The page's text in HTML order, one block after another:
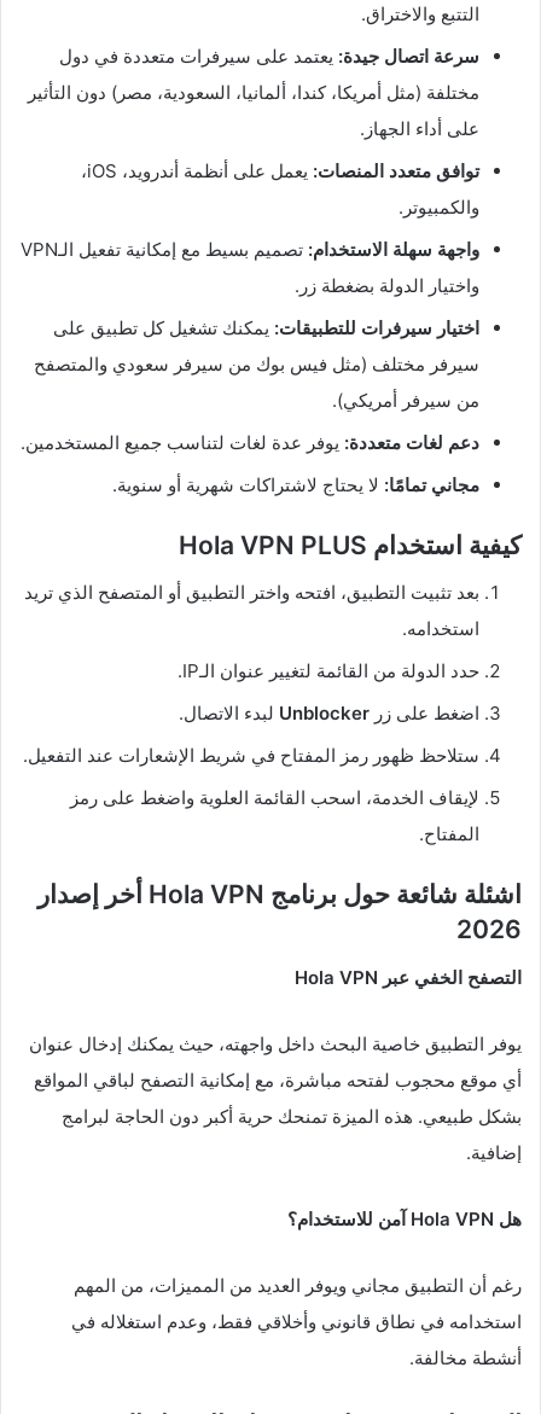
التتبع والاختراق.
سرعة اتصال جيدة: يعتمد على سيرفرات متعددة في دول
مختلفة (مثل أمريكا، كندا، ألمانيا، السعودية، مصر) دون التأثير
على أداء الجهاز.
توافق متعدد المنصات:
يعمل على أنظمة أندرويد، iOS،
والكمبيوتر.
واجهة سهلة الاستخدام:
تصميم بسيط مع إمكانية تفعيل الـVPN
واختيار الدولة بضغطة زر.
اختيار سيرفرات للتطبيقات: يمكنك تشغيل كل تطبيق على
سيرفر مختلف (مثل فيس بوك من سيرفر سعودي والمتصفح
من سيرفر أمريكي).
دعم لغات متعددة: يوفر عدة لغات لتناسب جميع المستخدمين.
مجاني تمامًا: لا يحتاج لاشتراكات شهرية أو سنوية.
كيفية استخدام Hola VPN PLUS
بعد تثبيت التطبيق، افتحه واختر التطبيق أو المتصفح الذي تريد
استخدامه.
حدد الدولة من القائمة لتغيير عنوان الـIP.
اضغط على زر Unblocker لبدء الاتصال.
ستلاحظ ظهور رمز المفتاح في شريط الإشعارات عند التفعيل.
لإيقاف الخدمة، اسحب القائمة العلوية واضغط على رمز
المفتاح.
اشئلة شائعة حول برنامج Hola VPN أخر إصدار
2026
التصفح الخفي عبر Hola VPN
يوفر التطبيق خاصية البحث داخل واجهته، حيث يمكنك إدخال عنوان
أي موقع محجوب لفتحه مباشرة، مع إمكانية التصفح لباقي المواقع
بشكل طبيعي. هذه الميزة تمنحك حرية أكبر دون الحاجة لبرامج
إضافية.
هل Hola VPN آمن للاستخدام؟
رغم أن التطبيق مجاني ويوفر العديد من المميزات، من المهم
استخدامه في نطاق قانوني وأخلاقي فقط، وعدم استغلاله في
أنشطة مخالفة.